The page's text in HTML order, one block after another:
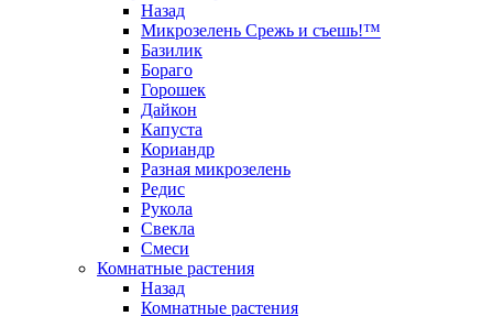
Назад
Микрозелень Срежь и съешь!™
Базилик
Бораго
Горошек
Дайкон
Капуста
Кориандр
Разная микрозелень
Редис
Рукола
Свекла
Смеси
Комнатные растения
Назад
Комнатные растения